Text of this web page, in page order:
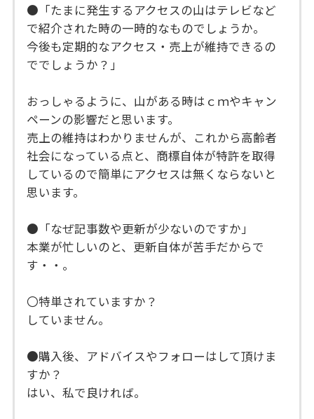
●「たまに発生するアクセスの山はテレビなど
で紹介された時の一時的なものでしょうか。
今後も定期的なアクセス・売上が維持できるの
ででしょうか？」
おっしゃるように、山がある時はｃｍやキャン
ペーンの影響だと思います。
売上の維持はわかりませんが、これから高齢者
社会になっている点と、商標自体が特許を取得
しているので簡単にアクセスは無くならないと
思います。
●「なぜ記事数や更新が少ないのですか」
本業が忙しいのと、更新自体が苦手だからで
す・・。
〇特単されていますか？
していません。
●購入後、アドバイスやフォローはして頂けま
すか？
はい、私で良ければ。